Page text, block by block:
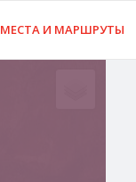
МЕСТА И МАРШРУТЫ